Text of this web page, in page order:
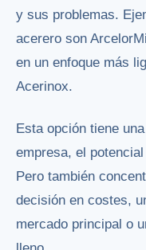
y sus problemas.
acerero son
en un enfoque más
Acerinox.
Esta opción tiene
empresa, el
Pero también
decisión en costes,
mercado principal o